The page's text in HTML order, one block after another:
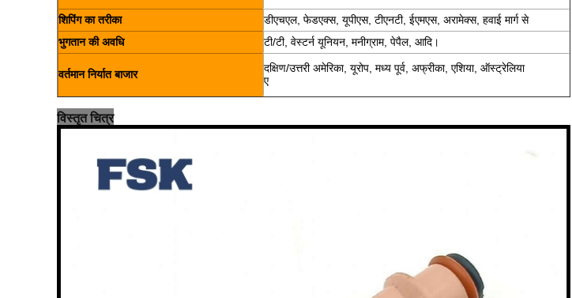
शिपिंग का तरीका
डीएचएल, फेडएक्स, यूपीएस, टीएनटी, ईएमएस, अरामेक्स, हवाई मार्ग से
भुगतान की अवधि
टी/टी, वेस्टर्न यूनियन, मनीग्राम, पेपैल, आदि।
वर्तमान निर्यात बाजार
दक्षिण/उत्तरी अमेरिका, यूरोप, मध्य पूर्व, अफ्रीका, एशिया, ऑस्ट्रेलिया
ए
विस्तृत चित्र